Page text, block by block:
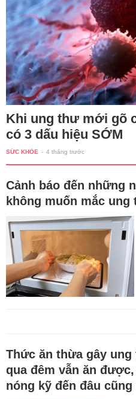
Khi ung thư mới gõ
có 3 dấu hiệu SỚM
SỨC KHỎE - 4 tháng trước
Cảnh báo đến những
không muốn mắc ung
Thức ăn thừa gây
qua đêm vẫn ăn
nóng kỹ đến đâu